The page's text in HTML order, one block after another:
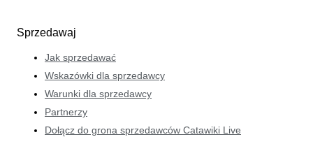
Sprzedawaj
Jak sprzedawać
Wskazówki dla sprzedawcy
Warunki dla sprzedawcy
Partnerzy
Dołącz do grona sprzedawców Catawiki Live